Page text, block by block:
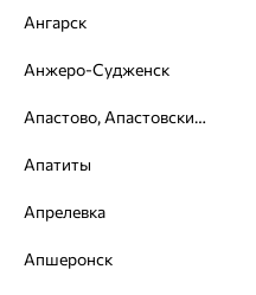
Доставка и оплата
Похожие изделия
Ангарск
Анжеро-Судженск
Апастово, Апастовский район
Апатиты
Апрелевка
Апшеронск